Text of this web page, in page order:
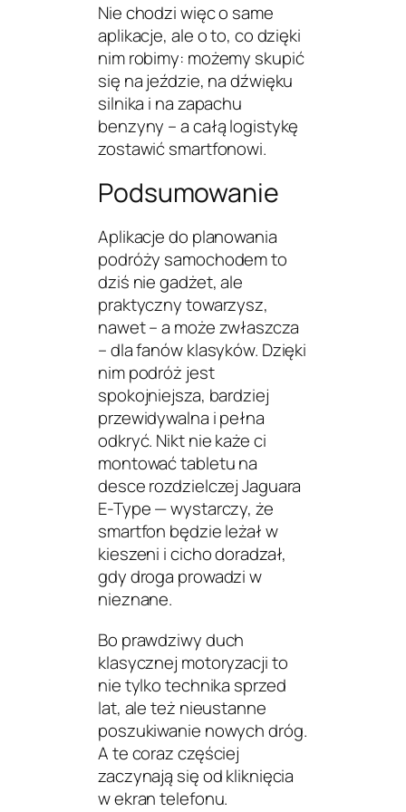
Nie chodzi więc o same
aplikacje, ale o to, co dzięki
nim robimy: możemy skupić
się na jeździe, na dźwięku
silnika i na zapachu
benzyny – a całą logistykę
zostawić smartfonowi.
Podsumowanie
Aplikacje do planowania
podróży samochodem to
dziś nie gadżet, ale
praktyczny towarzysz,
nawet – a może zwłaszcza
– dla fanów klasyków. Dzięki
nim podróż jest
spokojniejsza, bardziej
przewidywalna i pełna
odkryć. Nikt nie każe ci
montować tabletu na
desce rozdzielczej Jaguara
E-Type — wystarczy, że
smartfon będzie leżał w
kieszeni i cicho doradzał,
gdy droga prowadzi w
nieznane.
Bo prawdziwy duch
klasycznej motoryzacji to
nie tylko technika sprzed
lat, ale też nieustanne
poszukiwanie nowych dróg.
A te coraz częściej
zaczynają się od kliknięcia
w ekran telefonu.